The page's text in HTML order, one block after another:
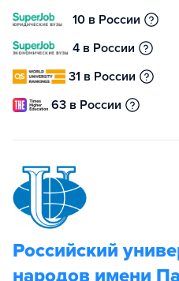
10 в России
4 в России
31 в России
63 в России
Российский
народов имени